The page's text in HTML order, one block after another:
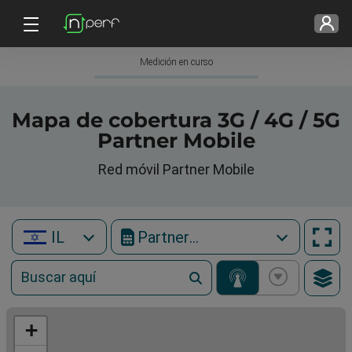
Medición en curso
Mapa de cobertura 3G / 4G / 5G
Partner Mobile
Red móvil Partner Mobile
IL Partner Mobile
+